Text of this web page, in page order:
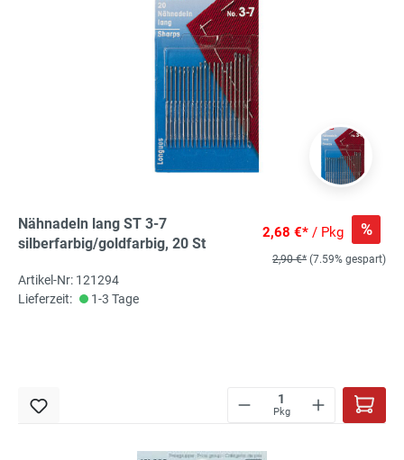
Nähnadeln lang ST 3-7
silberfarbig/goldfarbig, 20 St
2,68 €* / Pkg %
2,90 €* (7.59% gespart)
Artikel-Nr: 121294
Lieferzeit:
1-3 Tage
Pkg